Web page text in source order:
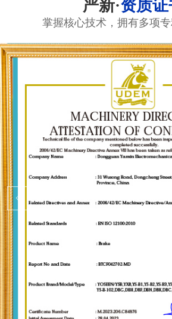
严新·资质证
掌握核心技术，拥有多项